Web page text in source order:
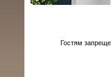
Гостям